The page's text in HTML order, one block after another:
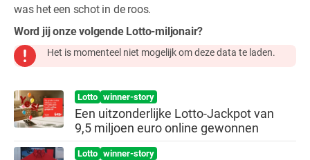
was het een schot in de roos.
Word jij onze volgende Lotto-miljonair?
Het is momenteel niet mogelijk om deze data te laden.
Lotto winner-story
Een uitzonderlijke Lotto-Jackpot van
9,5 miljoen euro online gewonnen
Lotto winner-story